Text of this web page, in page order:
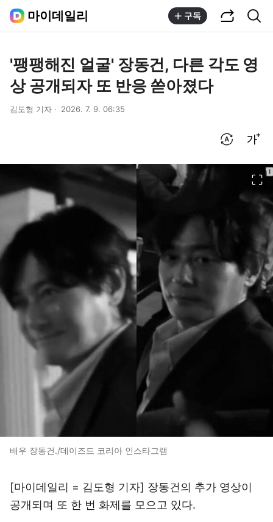
마이데일리 구독
'팽팽해진 얼굴' 장동건, 다른 각도 영
상 공개되자 또 반응 쏟아졌다
김도형 기자 2026. 7. 9. 06:35
배우 장동건./데이즈드 코리아 인스타그램
[마이데일리 = 김도형 기자] 장동건의 추가 영상이
공개되며 또 한 번 화제를 모으고 있다.